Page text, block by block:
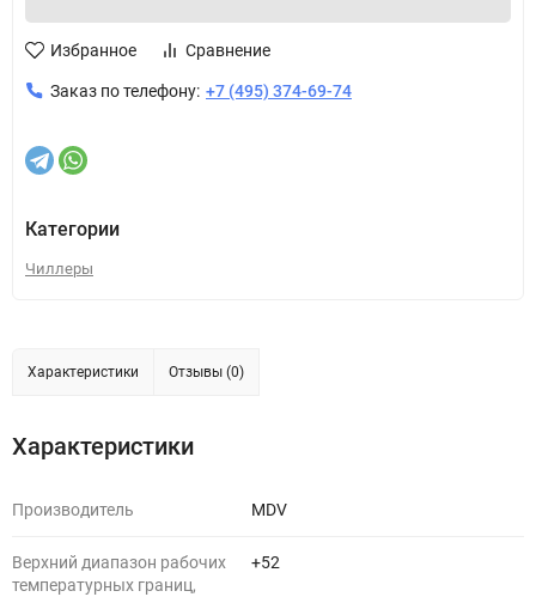
Избранное Сравнение
Заказ по телефону: +7 (495) 374-69-74
Категории
Чиллеры
Характеристики Отзывы (0)
Характеристики
Производитель MDV
Верхний диапазон рабочих
температурных границ,
+52